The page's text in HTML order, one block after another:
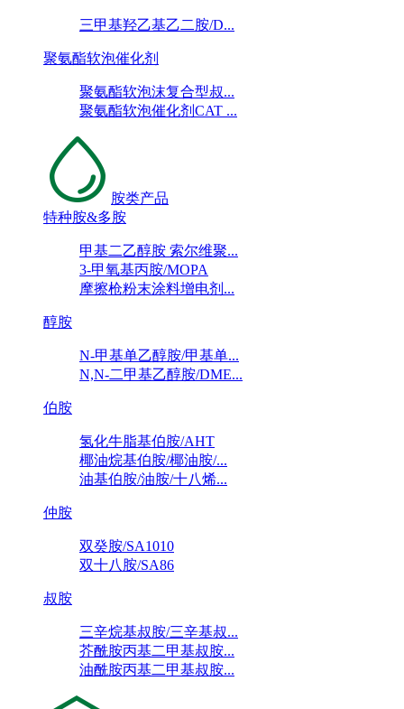
三甲基羟乙基乙二胺/D...
聚氨酯软泡催化剂
聚氨酯软泡沫复合型叔...
聚氨酯软泡催化剂CAT ...
胺类产品
特种胺&多胺
甲基二乙醇胺 索尔维聚...
3-甲氧基丙胺/MOPA
摩擦枪粉末涂料增电剂...
醇胺
N-甲基单乙醇胺/甲基单...
N,N-二甲基乙醇胺/DME...
伯胺
氢化牛脂基伯胺/AHT
椰油烷基伯胺/椰油胺/...
油基伯胺/油胺/十八烯...
仲胺
双癸胺/SA1010
双十八胺/SA86
叔胺
三辛烷基叔胺/三辛基叔...
芥酰胺丙基二甲基叔胺...
油酰胺丙基二甲基叔胺...